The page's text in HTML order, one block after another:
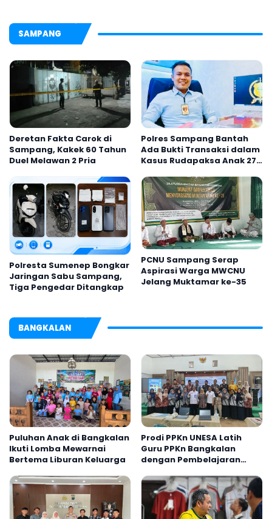
SAMPANG
Deretan Fakta Carok di
Sampang, Kakek 60 Tahun
Duel Melawan 2 Pria
Polres Sampang Bantah
Ada Bukti Transaksi dalam
Kasus Rudapaksa Anak 27
Polresta Sumenep Bongkar
Jaringan Sabu Sampang,
Tiga Pengedar Ditangkap
PCNU Sampang Serap
Aspirasi Warga MWCNU
Jelang Muktamar ke-35
BANGKALAN
Puluhan Anak di Bangkalan
Ikuti Lomba Mewarnai
Bertema Liburan Keluarga
Prodi PPKn UNESA Latih
Guru PPKn Bangkalan
dengan Pembelajaran